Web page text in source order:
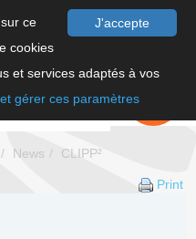
J'accepte
ce
cookies
et services adaptés à vos
gérer ces paramètres
FAIRE UN
DON
News CLIPP²
Print